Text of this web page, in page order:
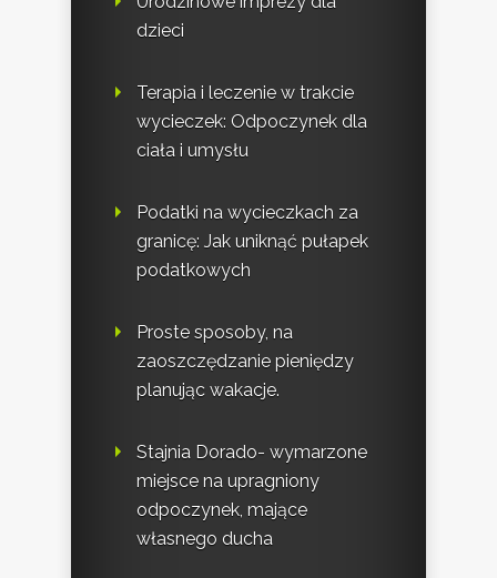
dzieci
Terapia i leczenie w trakcie
wycieczek: Odpoczynek dla
ciała i umysłu
Podatki na wycieczkach za
granicę: Jak uniknąć pułapek
podatkowych
Proste sposoby, na
zaoszczędzanie pieniędzy
planując wakacje.
Stajnia Dorado- wymarzone
miejsce na upragniony
odpoczynek, mające
własnego ducha